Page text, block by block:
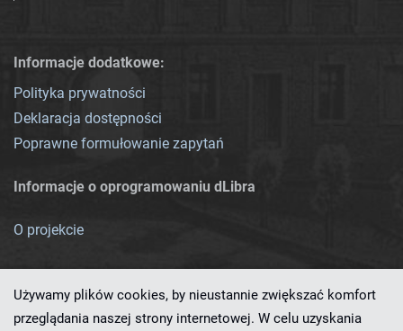
Informacje dodatkowe:
Polityka prywatności
Deklaracja dostępności
Poprawne formułowanie zapytań
Informacje o oprogramowaniu dLibra
O projekcie
Używamy plików cookies, by nieustannie zwiększać komfort
przeglądania naszej strony internetowej. W celu uzyskania